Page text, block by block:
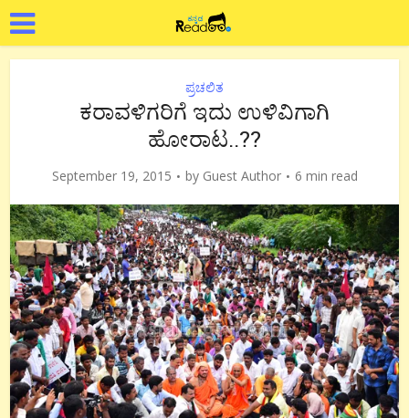
ಪ್ರಚಲಿತ
ಕರಾವಳಿಗರಿಗೆ ಇದು ಉಳಿವಿಗಾಗಿ
ಹೋರಾಟ..??
September 19, 2015 by Guest Author 6 min read